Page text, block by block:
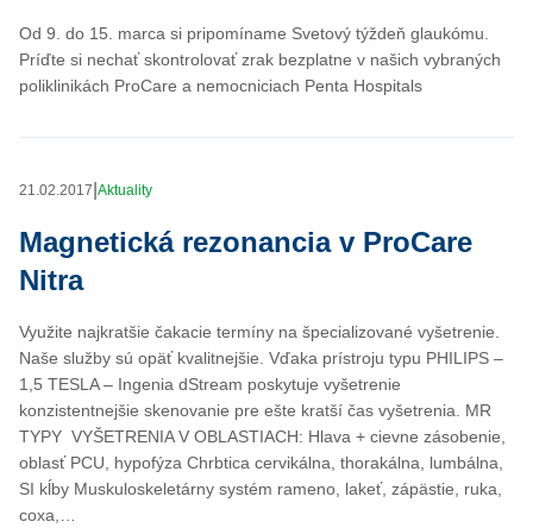
Od 9. do 15. marca si pripomíname Svetový týždeň glaukómu.
Príďte si nechať skontrolovať zrak bezplatne v našich vybraných
poliklinikách ProCare a nemocniciach Penta Hospitals
21.02.2017 Aktuality
Magnetická rezonancia v ProCare
Nitra
Využite najkratšie čakacie termíny na špecializované vyšetrenie.
Naše služby sú opäť kvalitnejšie. Vďaka prístroju typu PHILIPS –
1,5 TESLA – Ingenia dStream poskytuje vyšetrenie
konzistentnejšie skenovanie pre ešte kratší čas vyšetrenia. MR
TYPY VYŠETRENIA V OBLASTIACH: Hlava + cievne zásobenie,
oblasť PCU, hypofýza Chrbtica cervikálna, thorakálna, lumbálna,
SI kĺby Muskuloskeletárny systém rameno, lakeť, zápästie, ruka,
coxa,…